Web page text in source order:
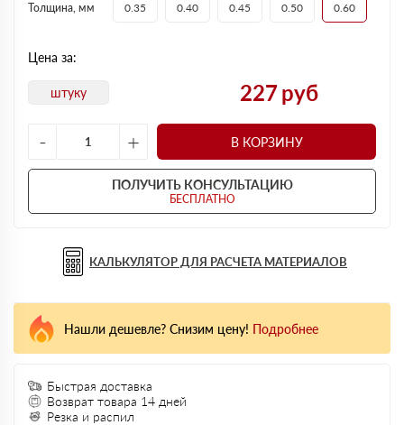
Толщина, мм 0.35 0.40 0.45 0.50 0.60
Цена за:
штуку 227руб
-
+ В КОРЗИНУ
ПОЛУЧИТЬ КОНСУЛЬТАЦИЮ
БЕСПЛАТНО
КАЛЬКУЛЯТОР ДЛЯ РАСЧЕТА МАТЕРИАЛОВ
Быстрая доставка
Возврат товара 14 дней
Резка и распил
Нашли дешевле? Снизим цену! Подробнее